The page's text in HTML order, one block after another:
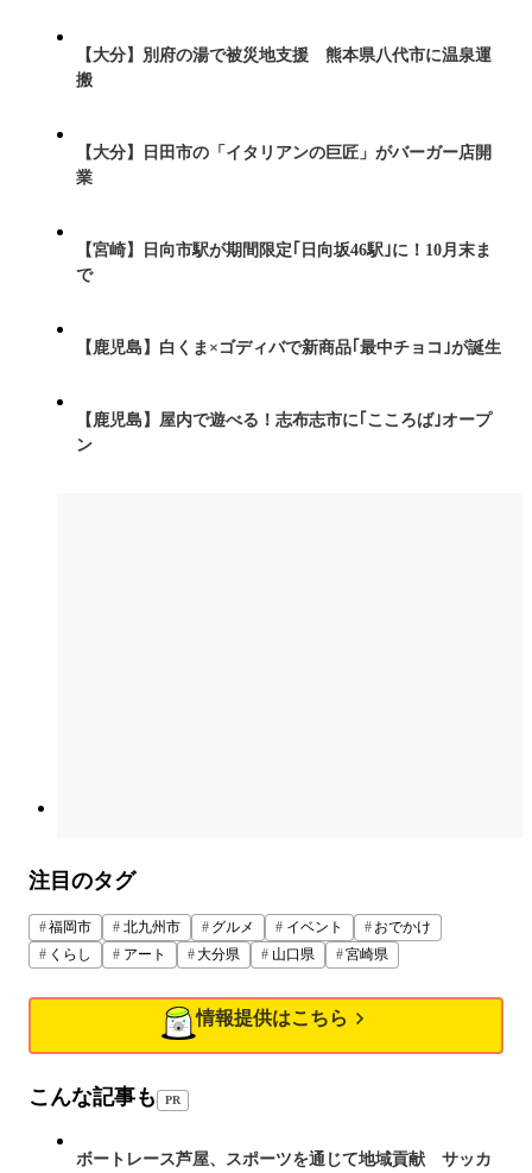
【大分】別府の湯で被災地支援 熊本県八代市に温泉運
搬
【大分】日田市の「イタリアンの巨匠」がバーガー店開
業
【宮崎】日向市駅が期間限定｢日向坂46駅｣に！10月末ま
で
【鹿児島】白くま×ゴディバで新商品｢最中チョコ｣が誕生
【鹿児島】屋内で遊べる！志布志市に｢こころば｣オープ
ン
注目のタグ
福岡市 北九州市 グルメ イベント
おでかけ
くらし
アート 大分県 山口県 宮崎県
情報提供はこちら
こんな記事も PR
ボートレース芦屋、スポーツを通じて地域貢献 サッカ